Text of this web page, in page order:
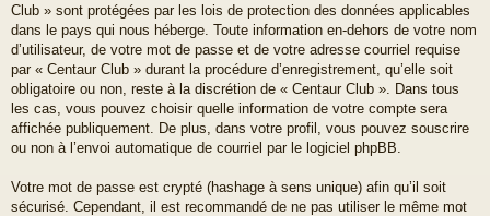
Club » sont protégées par les lois de protection des données applicables
dans le pays qui nous héberge. Toute information en-dehors de votre nom
d’utilisateur, de votre mot de passe et de votre adresse courriel requise
par « Centaur Club » durant la procédure d’enregistrement, qu’elle soit
obligatoire ou non, reste à la discrétion de « Centaur Club ». Dans tous
les cas, vous pouvez choisir quelle information de votre compte sera
affichée publiquement. De plus, dans votre profil, vous pouvez souscrire
ou non à l’envoi automatique de courriel par le logiciel phpBB.
Votre mot de passe est crypté (hashage à sens unique) afin qu’il soit
sécurisé. Cependant, il est recommandé de ne pas utiliser le même mot